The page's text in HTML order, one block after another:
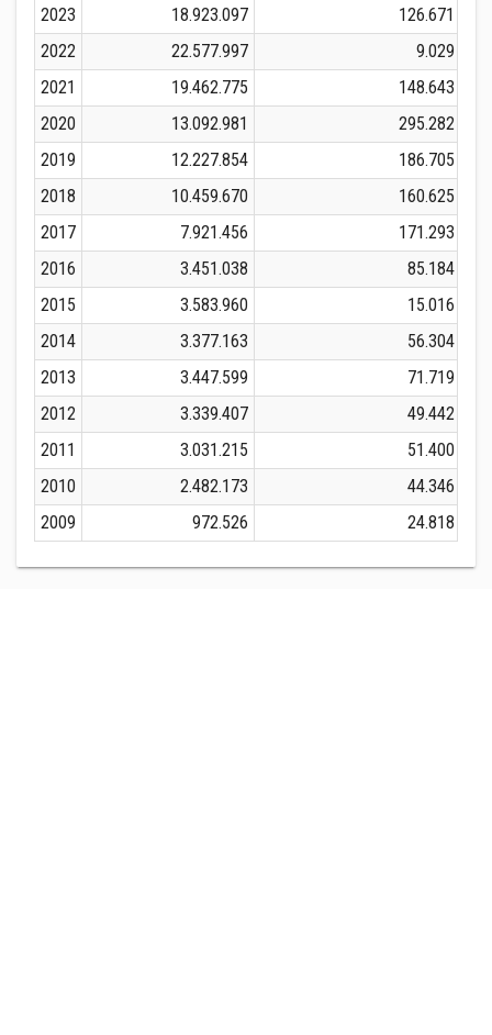
2023
18.923.097 126.671
2022
22.577.997 9.029
2021
19.462.775 148.643
2020
13.092.981 295.282
2019
12.227.854 186.705
2018
10.459.670 160.625
2017
7.921.456
171.293
2016
3.451.038
85.184
2015
3.583.960
15.016
2014
3.377.163
56.304
2013
3.447.599
71.719
2012
3.339.407
49.442
2011
3.031.215
51.400
2010
2.482.173
44.346
2009
972.526 24.818